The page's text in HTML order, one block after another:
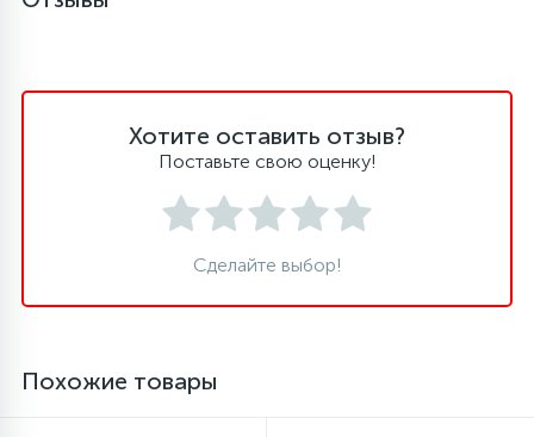
Хотите оставить отзыв?
Поставьте свою оценку!
Сделайте выбор!
Похожие товары